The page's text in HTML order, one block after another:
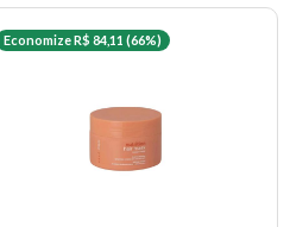
Economize R$ 84,11 (66%)